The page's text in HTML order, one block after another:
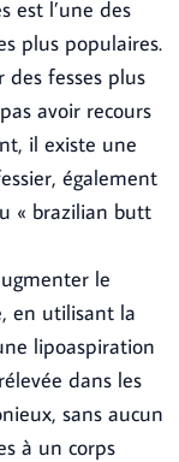
est l’une des
plus populaires.
des fesses plus
avoir recours
il existe une
également
« brazilian butt
le
en utilisant la
lipoaspiration
dans les
sans aucun
à un corps